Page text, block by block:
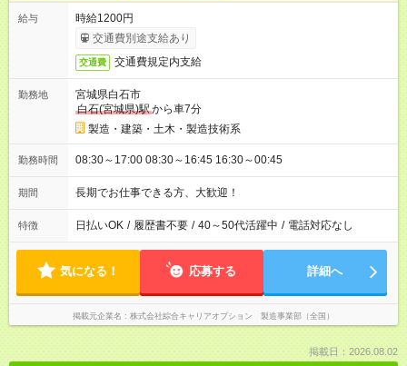
給与
時給1200円
交通費別途支給あり
交通費 交通費規定内支給
勤務地
宮城県白石市
白石(宮城県)駅から車7分
製造・建築・土木・製造技術系
勤務時間 08:30～17:00 08:30～16:45 16:30～00:45
期間 長期でお仕事できる方、大歓迎！
特徴 日払いOK / 履歴書不要 / 40～50代活躍中 / 電話対応なし
気になる！ 応募する 詳細へ
掲載元企業名 株式会社綜合キャリアオプション 製造事業部（全国）
掲載日：2026.08.02